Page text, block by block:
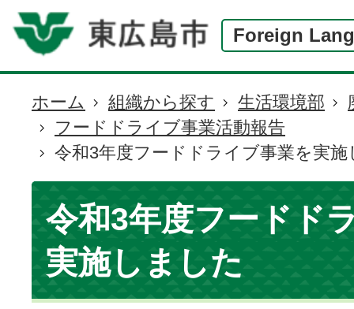
Foreign
現
在
の
位
ホーム 組織から探す 生活環境部
フードドライブ事業活動報告
令和3年度フードドライブ事業を実
令和3年度フードド
実施しました